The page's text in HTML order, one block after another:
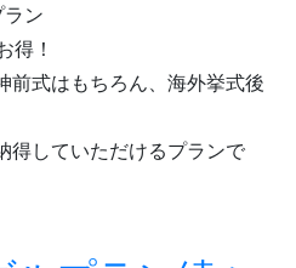
ン
得！
前式はもちろん、海外挙式後
得していただけるプランで